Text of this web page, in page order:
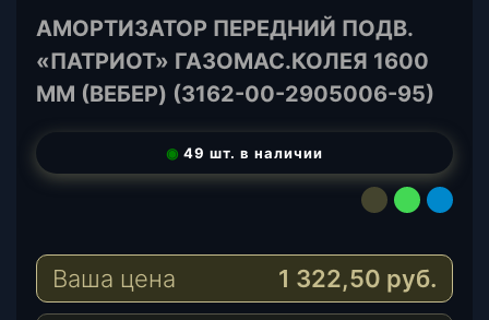
АМОРТИЗАТОР ПЕРЕДНИЙ ПОДВ.
«ПАТРИОТ» ГАЗОМАС.КОЛЕЯ 1600
MM (ВЕБЕР) (3162-00-2905006-95)
◉ 49 шт. в наличии
l
g
W
a
t
s
M
a
i
Ваша цена 1 322,50 руб.